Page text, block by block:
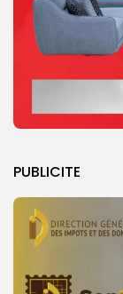
PUBLICITE